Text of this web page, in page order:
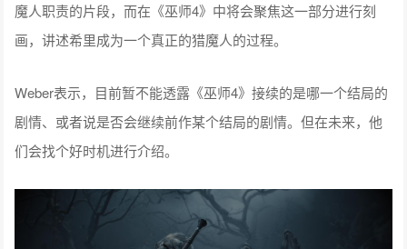
魔人职责的片段，而在《巫师4》中将会聚焦这一部分进行刻
画，讲述希里成为一个真正的猎魔人的过程。
Weber表示，目前暂不能透露《巫师4》接续的是哪一个结局的
剧情、或者说是否会继续前作某个结局的剧情。但在未来，他
们会找个好时机进行介绍。